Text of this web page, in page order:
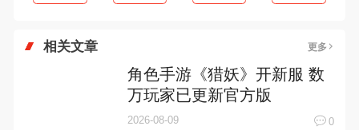
相关文章 更多
角色手游《猎妖》开新服 数
万玩家已更新官方版
2026-08-09 0